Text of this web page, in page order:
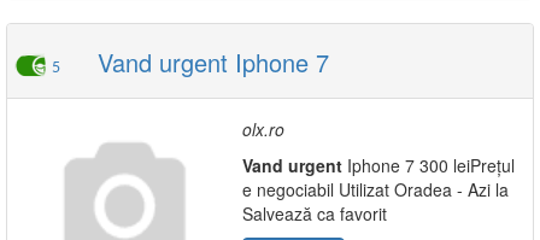
5 Vand urgent Iphone 7
olx.ro
Vand urgent Iphone 7 300 leiPrețul
e negociabil Utilizat Oradea - Azi la
Salvează ca favorit